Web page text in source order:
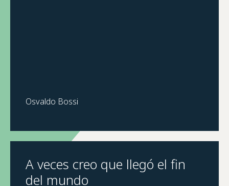
Osvaldo Bossi
A veces creo que llegó el fin
del mundo